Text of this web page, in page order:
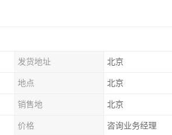
发货地址 北京
地点 北京
销售地 北京
价格 咨询业务经理